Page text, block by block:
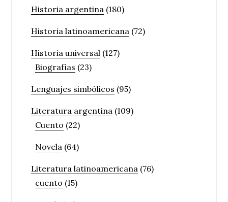
Historia argentina (180)
Historia latinoamericana (72)
Historia universal (127)
Biografías (23)
Lenguajes simbólicos (95)
Literatura argentina (109)
Cuento (22)
Novela (64)
Literatura latinoamericana (76)
cuento (15)